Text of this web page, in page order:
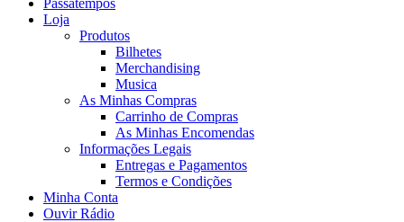
Passatempos
Loja
Produtos
Bilhetes
Merchandising
Musica
As Minhas Compras
Carrinho de Compras
As Minhas Encomendas
Informações Legais
Entregas e Pagamentos
Termos e Condições
Minha Conta
Ouvir Rádio